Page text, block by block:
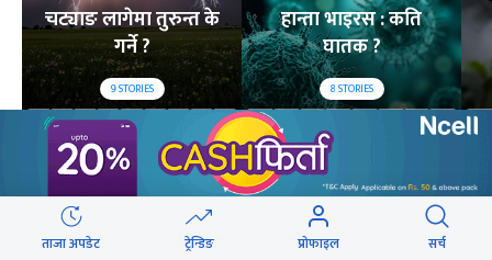
चट्याङ लागेमा तुरुन्त के
गर्ने ?
9STORIES
हान्ता भाइरस : कति
घातक ?
8STORIES
लोकप्रिय
२४ घण्टा यो महिना
ताजा अपडेट ट्रेन्डिङ प्रोफाइल सर्च